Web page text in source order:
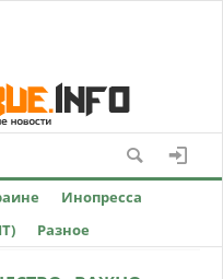
Инопресса
Разное